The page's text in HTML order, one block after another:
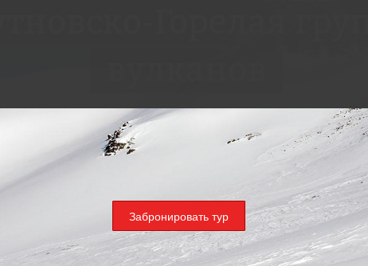
Забронировать тур